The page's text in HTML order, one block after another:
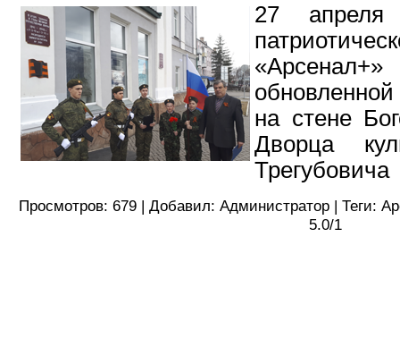
27 апреля
на стене
Дворца
Трегубовича
Просмотров: 679 | Добавил: Администратор | Теги:
5.0/1